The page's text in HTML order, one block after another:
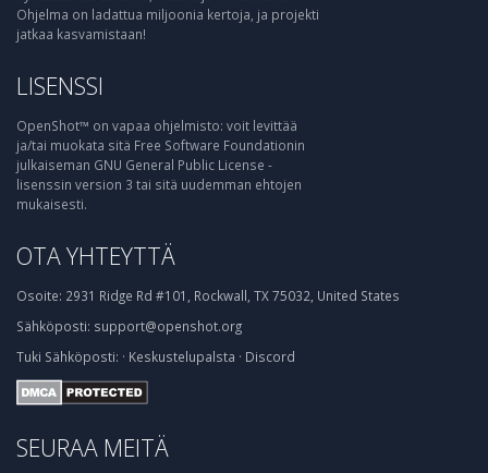
Ohjelma on ladattua miljoonia kertoja, ja projekti
jatkaa kasvamistaan!
LISENSSI
OpenShot™ on vapaa ohjelmisto: voit levittää
ja/tai muokata sitä Free Software Foundationin
julkaiseman GNU General Public License -
lisenssin version 3 tai sitä uudemman ehtojen
mukaisesti.
OTA YHTEYTTÄ
Osoite: 2931 Ridge Rd #101, Rockwall, TX 75032, United States
Sähköposti: support@openshot.org
Tuki Sähköposti: · Keskustelupalsta · Discord
SEURAA MEITÄ